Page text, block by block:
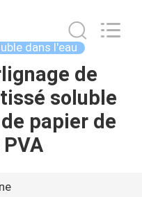
dans l'eau
de
soluble
papier de